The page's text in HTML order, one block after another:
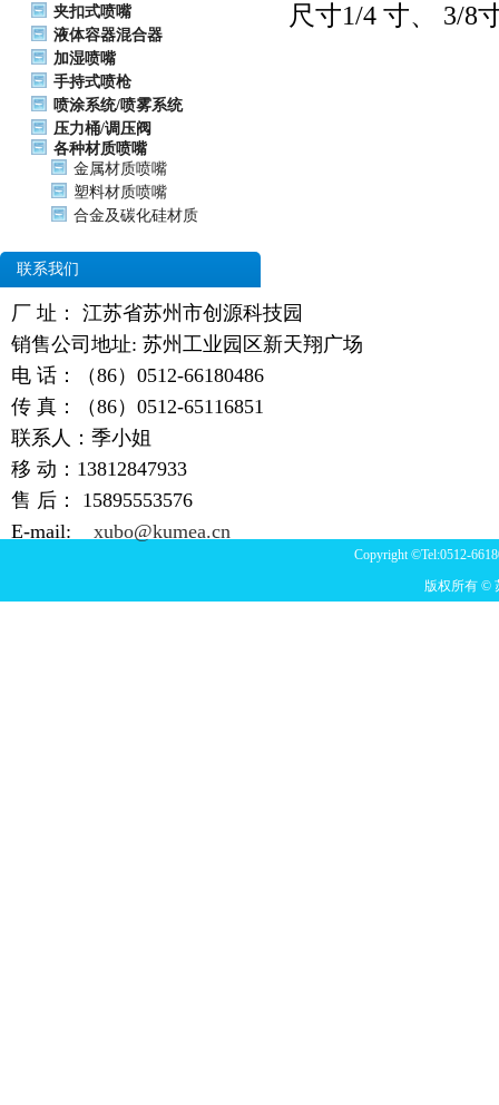
夹扣式喷嘴
液体容器混合器
加湿喷嘴
手持式喷枪
喷涂系统/喷雾系统
压力桶/调压阀
各种材质喷嘴
金属材质喷嘴
塑料材质喷嘴
合金及碳化硅材质
联系我们
厂 址： 江苏省苏州市创源科技园
销售公司地址: 苏州工业园区新天翔广场
电 话：（86）0512-66180486
传 真：（86）0512-65116851
联系人：季小姐
移 动：13812847933
售 后： 15895553576
E-mail: xubo@kumea.cn
尺寸1/4 寸、 3/8
Copyright ©Tel:0512-
版权所有 ©